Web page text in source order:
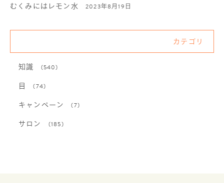
むくみにはレモン水 2023年8月19日
カテゴリ
知識 (540)
目 (74)
キャンペーン (7)
サロン (185)